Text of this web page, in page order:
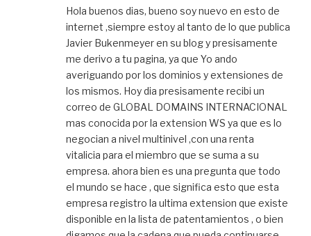
Hola buenos dias, bueno soy nuevo en esto de
internet ,siempre estoy al tanto de lo que publica
Javier Bukenmeyer en su blog y presisamente
me derivo a tu pagina, ya que Yo ando
averiguando por los dominios y extensiones de
los mismos. Hoy dia presisamente recibi un
correo de GLOBAL DOMAINS INTERNACIONAL
mas conocida por la extension WS ya que es lo
negocian a nivel multinivel ,con una renta
vitalicia para el miembro que se suma a su
empresa. ahora bien es una pregunta que todo
el mundo se hace , que significa esto que esta
empresa registro la ultima extension que existe
disponible en la lista de patentamientos , o bien